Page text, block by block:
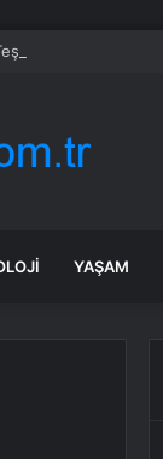
Öne Çekildi
YAŞAM